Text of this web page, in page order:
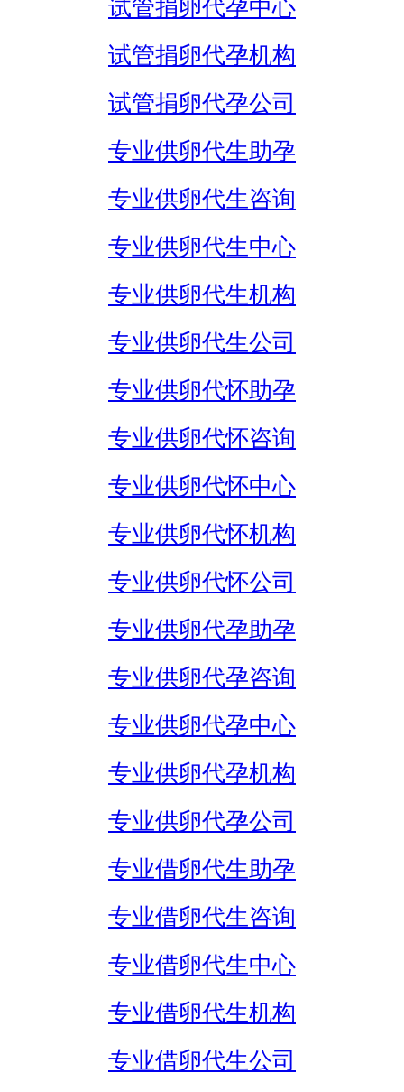
试管捐卵代孕中心
试管捐卵代孕机构
试管捐卵代孕公司
专业供卵代生助孕
专业供卵代生咨询
专业供卵代生中心
专业供卵代生机构
专业供卵代生公司
专业供卵代怀助孕
专业供卵代怀咨询
专业供卵代怀中心
专业供卵代怀机构
专业供卵代怀公司
专业供卵代孕助孕
专业供卵代孕咨询
专业供卵代孕中心
专业供卵代孕机构
专业供卵代孕公司
专业借卵代生助孕
专业借卵代生咨询
专业借卵代生中心
专业借卵代生机构
专业借卵代生公司